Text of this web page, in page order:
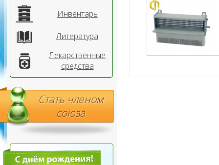
Инвентарь
Литература
Лекарственные
средства
Стать членом
союза